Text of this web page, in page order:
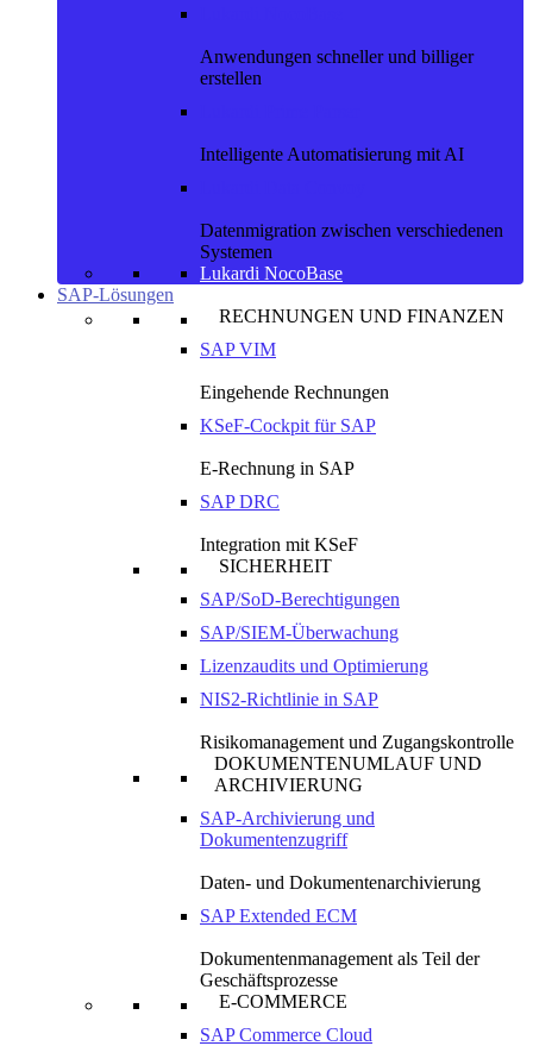
Anwendungen schneller und billiger
erstellen
Intelligente Automatisierung mit AI
Datenmigration zwischen verschiedenen
Systemen
Lukardi NocoBase
SAP-Lösungen
RECHNUNGEN UND FINANZEN
SAP VIM
Eingehende Rechnungen
KSeF-Cockpit für SAP
E-Rechnung in SAP
SAP DRC
Integration mit KSeF
SICHERHEIT
SAP/SoD-Berechtigungen
SAP/SIEM-Überwachung
Lizenzaudits und Optimierung
NIS2-Richtlinie in SAP
Risikomanagement und Zugangskontrolle
DOKUMENTENUMLAUF UND
ARCHIVIERUNG
SAP-Archivierung und
Dokumentenzugriff
Daten- und Dokumentenarchivierung
SAP Extended ECM
Dokumentenmanagement als Teil der
Geschäftsprozesse
E-COMMERCE
SAP Commerce Cloud